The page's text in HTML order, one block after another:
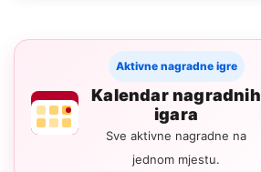
Aktivne nagradne igre
Kalendar nagradnih
igara
Sve aktivne nagradne na
jednom mjestu.